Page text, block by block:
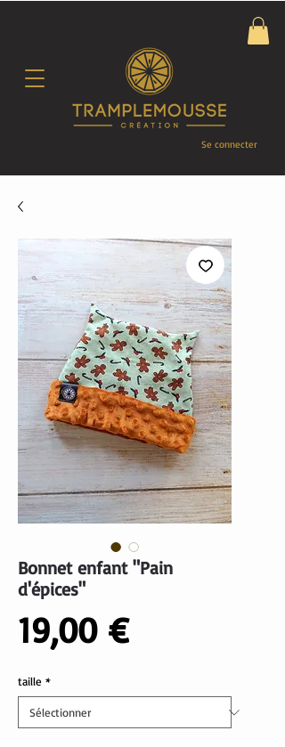
Se connecter
Bonnet enfant "Pain
d'épices"
19,00 €Prix
taille *